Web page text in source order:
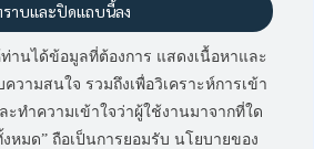
เกี่ยวกับเรา
วิธีการฝากขาย-เช่า
ติดต่อ
ท่านได้ข้อมูลที่ต้องการ แสดงเนื้อหาและ
วามสนใจ รวมถึงเพื่อวิเคราะห์การเข้า
ะทำความเข้าใจว่าผู้ใช้งานมาจากที่ใด
หมด” ถือเป็นการยอมรับ นโยบายของ
าบและปิดแถบนี้ลง